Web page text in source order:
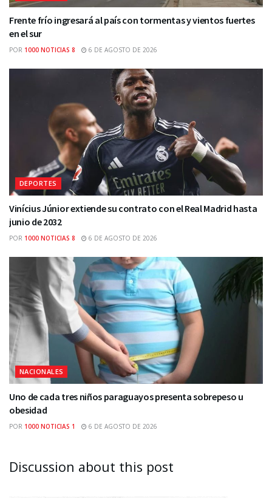
Frente frío ingresará al país con tormentas y vientos fuertes
en el sur
POR 1000 NOTICIAS 8 6 DE AGOSTO DE 2026
DEPORTES
Vinícius Júnior extiende su contrato con el Real Madrid hasta
junio de 2032
POR 1000 NOTICIAS 8 6 DE AGOSTO DE 2026
NACIONALES
Uno de cada tres niños paraguayos presenta sobrepeso u
obesidad
POR 1000 NOTICIAS 1 6 DE AGOSTO DE 2026
Discussion about this post